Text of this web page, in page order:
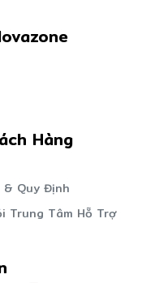
Hàng
& Quy Định
Trung Tâm Hỗ Trợ